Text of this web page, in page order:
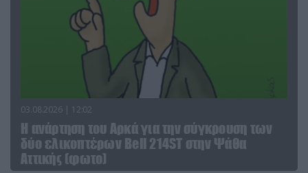
03.08.2026 | 12:02
Η ανάρτηση του Αρκά για την σύγκρουση των
δύο ελικοπτέρων Bell 214ST στην Ψάθα
Αττικής (φωτο)